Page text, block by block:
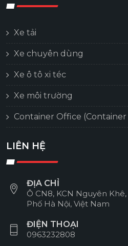
Xe tải
Xe chuyên dùng
Xe ô tô xi téc
Xe môi trường
Container Office
LIÊN HỆ
ĐỊA CHỈ
Ô CN8, KCN Nguyên
Phố Hà Nội, Việt Nam
ĐIỆN THOẠI
0963232808